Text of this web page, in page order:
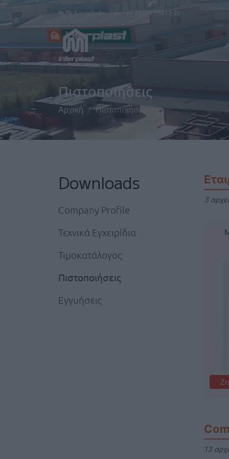
Παράκαμψη προς το κυρίως περιεχόμενο
Βι.Πε Κομοτηνής - Τηλ. +30 25310 38811-2
Πιστοποιήσεις
Αρχική Πιστοποιήσεις
Downloads
Company Profile
Τεχνικά Εγχειρίδια
Τιμοκατάλογος
Πιστοποιήσεις
Εγγυήσεις
3
13